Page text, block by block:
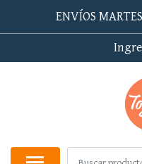
ENVÍOS